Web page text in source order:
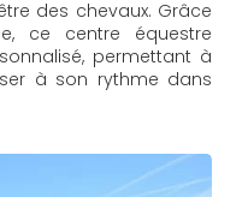
des chevaux. Grâce
ce centre équestre
permettant à
à son rythme dans